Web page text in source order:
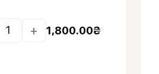
+ 1,800.00₴